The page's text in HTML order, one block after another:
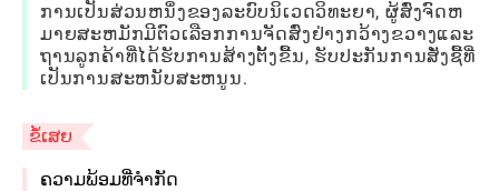
ການເປັນສ່ວນຫນຶ່ງຂອງລະບົບນິເວດວິທະຍາ, ຜູ້ສົ່ງຈົດຫ
ມາຍສະຫມັກມີຕົວເລືອກການຈັດສົ່ງຢ່າງກວ້າງຂວາງແລະ
ຖານລູກຄ້າທີ່ໄດ້ຮັບການສ້າງຕັ້ງຂື້ນ, ຮັບປະກັນການສັ່ງຊື້ທີ່
ເປັນການສະຫນັບສະຫນູນ.
ຂໍ້ເສຍ
ຄວາມພ້ອມທີ່ຈໍາກັດ